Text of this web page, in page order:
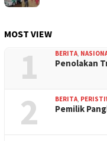
MOST VIEW
1 BERITA
Penolakan
2 BERITA
Pemilik